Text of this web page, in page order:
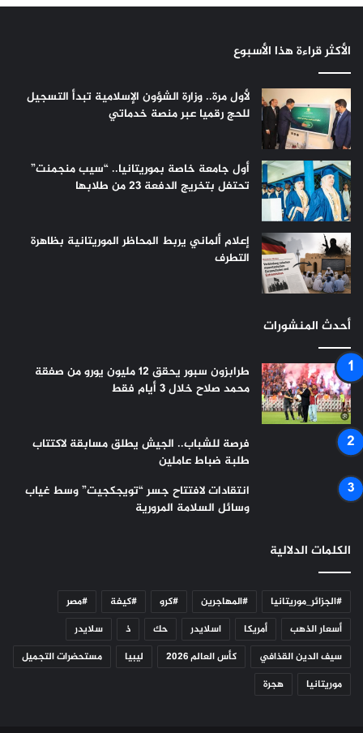
الأكثر قراءة هذا الأسبوع
لأول مرة.. وزارة الشؤون الإسلامية تبدأ التسجيل
للحج رقميا عبر منصة خدماتي
أول جامعة خاصة بموريتانيا.. “سيب منجمنت”
تحتفل بتخريج الدفعة 23 من طلابها
إعلام ألماني يربط المحاظر الموريتانية بظاهرة
التطرف
أحدث المنشورات
طرابزون سبور يحقق 12 مليون يورو من صفقة
محمد صلاح خلال 3 أيام فقط
فرصة للشباب.. الجيش يطلق مسابقة لاكتتاب
طلبة ضباط عاملين
انتقادات لافتتاح جسر “تويجكجيت” وسط غياب
وسائل السلامة المرورية
الكلمات الدلالية
#الجزائر_موريتانيا #المهاجرين #كرو #كيفة
#مصر
أسعار الذهب
أمريكا اسلايدر حك ذ
سلايدر
سيف الدين القذافي
كأس العالم 2026 ليبيا
مستحضرات التجميل
موريتانيا
هجرة